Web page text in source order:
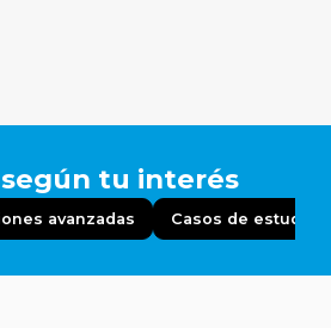
según tu interés
avanzadas Casos de estudio